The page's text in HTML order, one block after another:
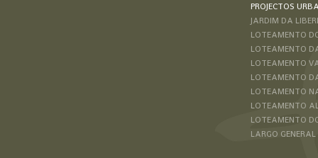
PROJECTOS
JARDIM DA
LOTEAMENTO
LOTEAMENTO
LOTEAMENTO
LOTEAMENTO
LOTEAMENTO
LOTEAMENTO
LOTEAMENTO
LARGO